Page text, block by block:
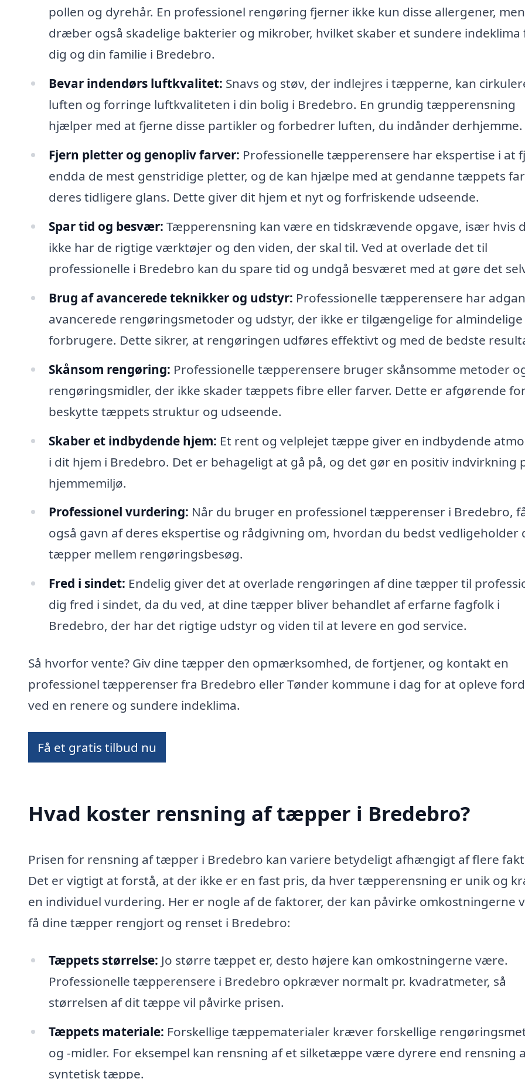
pollen og dyrehår. En professionel rengøring fjerner ikke kun disse allergener, men
dræber også skadelige bakterier og mikrober, hvilket skaber et sundere indeklima
dig og din familie i Bredebro.
Bevar indendørs luftkvalitet: Snavs og støv, der indlejres i tæpperne, kan
luften og forringe luftkvaliteten i din bolig i Bredebro. En grundig tæpperensning
hjælper med at fjerne disse partikler og forbedrer luften, du indånder derhjemme.
Fjern pletter og genopliv farver: Professionelle tæpperensere har ekspertise i at
endda de mest genstridige pletter, og de kan hjælpe med at gendanne tæppets
deres tidligere glans. Dette giver dit hjem et nyt og forfriskende udseende.
Spar tid og besvær: Tæpperensning kan være en tidskrævende opgave, især hvis
ikke har de rigtige værktøjer og den viden, der skal til. Ved at overlade det til
professionelle i Bredebro kan du spare tid og undgå besværet med at gøre det
Brug af avancerede teknikker og udstyr: Professionelle tæpperensere har
avancerede rengøringsmetoder og udstyr, der ikke er tilgængelige for almindelige
forbrugere. Dette sikrer, at rengøringen udføres effektivt og med de bedste
Skånsom rengøring: Professionelle tæpperensere bruger skånsomme metoder
rengøringsmidler, der ikke skader tæppets fibre eller farver. Dette er afgørende
beskytte tæppets struktur og udseende.
Skaber et indbydende hjem: Et rent og velplejet tæppe giver en indbydende
i dit hjem i Bredebro. Det er behageligt at gå på, og det gør en positiv indvirkning
hjemmemiljø.
Professionel vurdering: Når du bruger en professionel tæpperenser i Bredebro,
også gavn af deres ekspertise og rådgivning om, hvordan du bedst vedligeholder
tæpper mellem rengøringsbesøg.
Fred i sindet: Endelig giver det at overlade rengøringen af dine tæpper til
dig fred i sindet, da du ved, at dine tæpper bliver behandlet af erfarne fagfolk i
Bredebro, der har det rigtige udstyr og viden til at levere en god service.
Så hvorfor vente? Giv dine tæpper den opmærksomhed, de fortjener, og kontakt en
professionel tæpperenser fra Bredebro eller Tønder kommune i dag for at opleve
ved en renere og sundere indeklima.
Få et gratis tilbud nu
Hvad koster rensning af tæpper i Bredebro?
Prisen for rensning af tæpper i Bredebro kan variere betydeligt afhængigt af flere
Det er vigtigt at forstå, at der ikke er en fast pris, da hver tæpperensning er unik og
en individuel vurdering. Her er nogle af de faktorer, der kan påvirke omkostningerne
få dine tæpper rengjort og renset i Bredebro:
Tæppets størrelse: Jo større tæppet er, desto højere kan omkostningerne være.
Professionelle tæpperensere i Bredebro opkræver normalt pr. kvadratmeter, så
størrelsen af dit tæppe vil påvirke prisen.
Tæppets materiale: Forskellige tæppematerialer kræver forskellige
og -midler. For eksempel kan rensning af et silketæppe være dyrere end rensning
syntetisk tæppe.